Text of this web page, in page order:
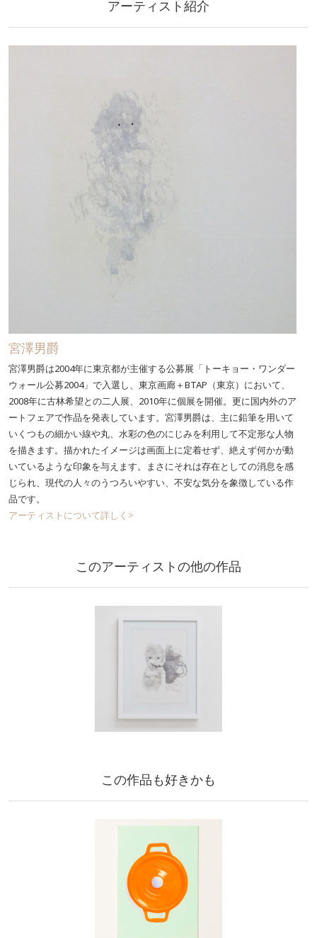
アーティスト紹介
宮澤男爵
宮澤男爵は2004年に東京都が主催する公募展「トーキョー・ワンダー
ウォール公募2004」で入選し、東京画廊＋BTAP（東京）において、
2008年に古林希望との二人展、2010年に個展を開催。更に国内外のア
ートフェアで作品を発表しています。宮澤男爵は、主に鉛筆を用いて
いくつもの細かい線や丸、水彩の色のにじみを利用して不定形な人物
を描きます。描かれたイメージは画面上に定着せず、絶えず何かが動
いているような印象を与えます。まさにそれは存在としての消息を感
じられ、現代の人々のうつろいやすい、不安な気分を象徴している作
品です。
アーティストについて詳しく>
このアーティストの他の作品
この作品も好きかも